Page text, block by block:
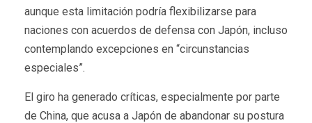
aunque esta limitación podría flexibilizarse para
naciones con acuerdos de defensa con Japón, incluso
contemplando excepciones en “circunstancias
especiales”.
El giro ha generado críticas, especialmente por parte
de China, que acusa a Japón de abandonar su postura